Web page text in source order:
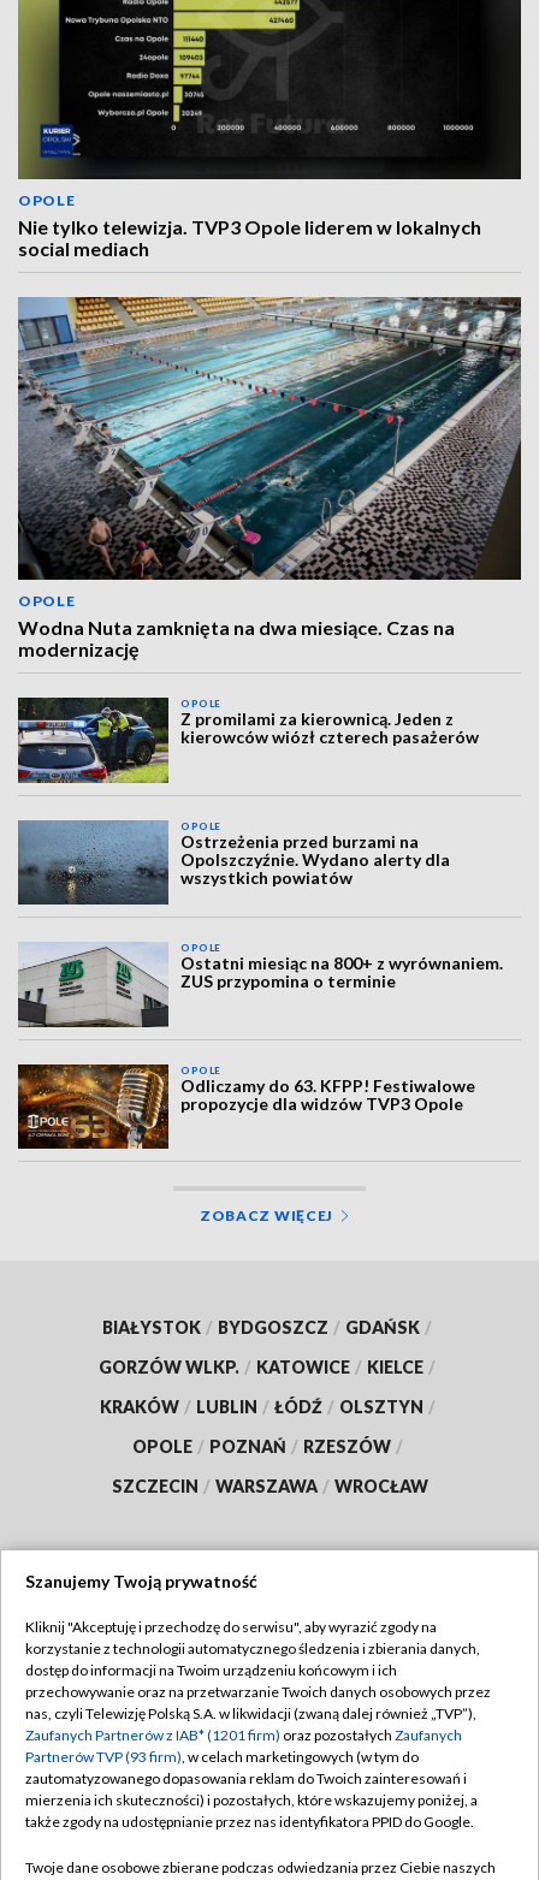
OPOLE
Nie tylko telewizja. TVP3 Opole liderem w lokalnych
social mediach
OPOLE
Wodna Nuta zamknięta na dwa miesiące. Czas na
modernizację
OPOLE
Z promilami za kierownicą. Jeden z
kierowców wiózł czterech pasażerów
OPOLE
Ostrzeżenia przed burzami na
Opolszczyźnie. Wydano alerty dla
wszystkich powiatów
OPOLE
Ostatni miesiąc na 800+ z wyrównaniem.
ZUS przypomina o terminie
OPOLE
Odliczamy do 63. KFPP! Festiwalowe
propozycje dla widzów TVP3 Opole
ZOBACZ WIĘCEJ
BIAŁYSTOK / BYDGOSZCZ / GDAŃSK /
GORZÓW WLKP. / KATOWICE / KIELCE /
KRAKÓW / LUBLIN / ŁÓDŹ / OLSZTYN /
OPOLE / POZNAŃ / RZESZÓW /
SZCZECIN / WARSZAWA / WROCŁAW
TVP
Abonament TVP
Emisja w TVP
Centrum informacji TVP
Naziemna Telewizja Cyfrowa
Regulamin TVP
Polityka prywatności
Moje zgody
Pomoc
Szanujemy Twoją prywatność
Kliknij "Akceptuję i przechodzę do serwisu", aby wyrazić zgody na
korzystanie z technologii automatycznego śledzenia i zbierania danych,
dostęp do informacji na Twoim urządzeniu końcowym i ich
przechowywanie oraz na przetwarzanie Twoich danych osobowych przez
nas, czyli Telewizję Polską S.A. w likwidacji (zwaną dalej również „TVP”),
Zaufanych Partnerów z IAB* (1201 firm) oraz pozostałych Zaufanych
Partnerów TVP (93 firm), w celach marketingowych (w tym do
zautomatyzowanego dopasowania reklam do Twoich zainteresowań i
mierzenia ich skuteczności) i pozostałych, które wskazujemy poniżej, a
także zgody na udostępnianie przez nas identyfikatora PPID do Google.
Twoje dane osobowe zbierane podczas odwiedzania przez Ciebie naszych